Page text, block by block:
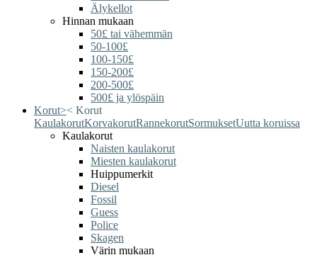
Älykellot
Hinnan mukaan
50£ tai vähemmän
50-100£
100-150£
150-200£
200-500£
500£ ja ylöspäin
Korut>< Korut
KaulakorutKorvakorutRannekorutSormuksetUutta koruissa
Kaulakorut
Naisten kaulakorut
Miesten kaulakorut
Huippumerkit
Diesel
Fossil
Guess
Police
Skagen
Värin mukaan